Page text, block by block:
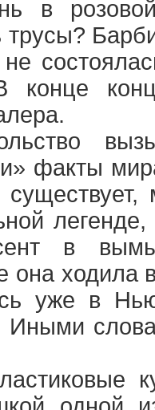
в
трусы?
конце
факты
в
она ходила
уже в
Иными